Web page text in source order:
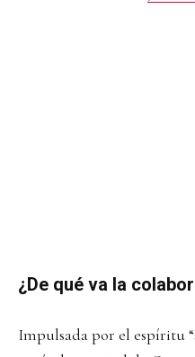
¿De qué va la
Impulsada por el espíritu